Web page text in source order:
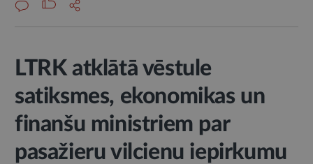
LTRK atklātā vēstule
satiksmes, ekonomikas un
finanšu ministriem par
pasažieru vilcienu iepirkumu